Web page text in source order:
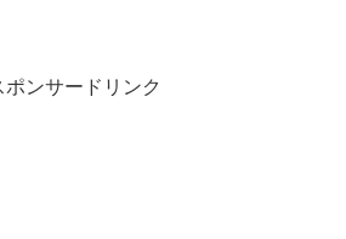
ポンサードリンク